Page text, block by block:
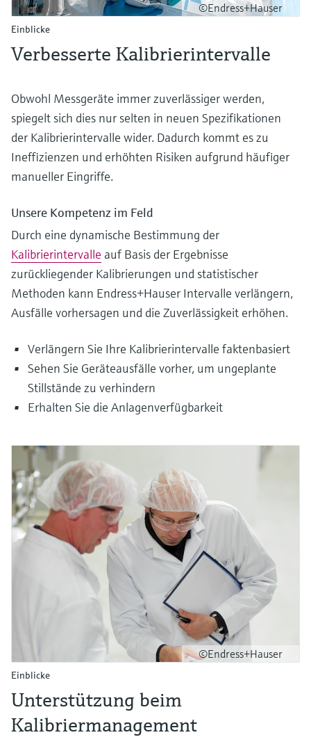
©Endress+Hauser
Einblicke
Verbesserte Kalibrierintervalle
Obwohl Messgeräte immer zuverlässiger werden,
spiegelt sich dies nur selten in neuen Spezifikationen
der Kalibrierintervalle wider. Dadurch kommt es zu
Ineffizienzen und erhöhten Risiken aufgrund häufiger
manueller Eingriffe.
Unsere Kompetenz im Feld
Durch eine dynamische Bestimmung der
Kalibrierintervalle auf Basis der Ergebnisse
zurückliegender Kalibrierungen und statistischer
Methoden kann Endress+Hauser Intervalle verlängern,
Ausfälle vorhersagen und die Zuverlässigkeit erhöhen.
Verlängern Sie Ihre Kalibrierintervalle faktenbasiert
Sehen Sie Geräteausfälle vorher, um ungeplante
Stillstände zu verhindern
Erhalten Sie die Anlagenverfügbarkeit
©Endress+Hauser
Einblicke
Unterstützung beim
Kalibriermanagement